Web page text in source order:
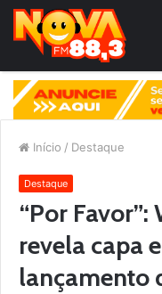
Início / Destaque
Destaque
“Por
revela capa
lançamento